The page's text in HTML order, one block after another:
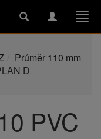
Toggle
Toggle
Průměr 110 mm
D
PVC